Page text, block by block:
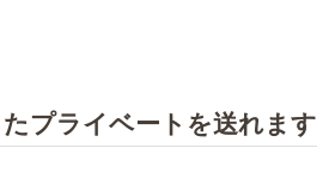
プライベートを送れます